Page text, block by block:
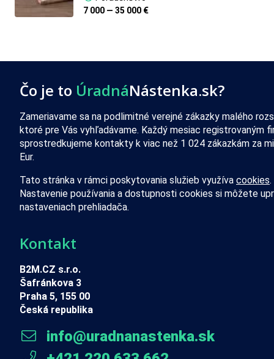
7 000 — 35 000 €
Čo je to ÚradnáNástenka.sk?
Zameriavame sa na podlimitné verejné zákazky malého
ktoré pre Vás vyhľadávame. Každý mesiac registrovaným
sprostredkujeme kontakty k viac než 1 024 zákazkám za
Eur.
Tato stránka v rámci poskytovania služieb využíva cookies.
Nastavenie používania a dostupnosti cookies si môžete
nastaveniach prehliadača.
Kontakt
B2M.CZ s.r.o.
Šafránkova 3
Praha 5, 155 00
Česká republika
info@uradnanastenka.sk